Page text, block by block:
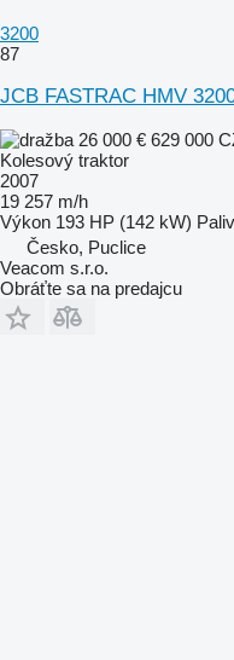
3200
87
JCB FASTRAC HMV
26 000 € 629 000
Kolesový traktor
2007
19 257 m/h
Výkon 193 HP (142 kW)
Česko, Puclice
Veacom s.r.o.
Obráťte sa na predajcu